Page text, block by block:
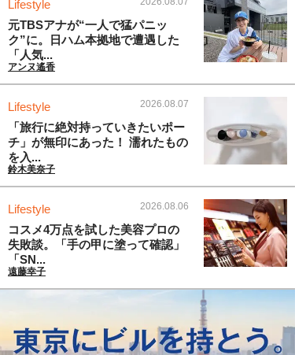
Lifestyle
元TBSアナが“一人で猛パニッ
ク”に。日ハム本拠地で遭遇した
「人気...
アンヌ遙香
Lifestyle 2026.08.07
「旅行に絶対持っていきたいポー
チ」が無印にあった！ 濡れたもの
を入...
鈴木美奈子
Lifestyle 2026.08.06
コスメ4万点を試した美容プロの
失敗談。「手の甲に塗って確認」
「SN...
遠藤幸子